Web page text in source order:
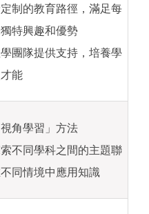
制的教育路徑，滿足每
特興趣和優勢
團隊提供支持，培養學
能
角學習」方法
不同學科之間的主題聯
同情境中應用知識